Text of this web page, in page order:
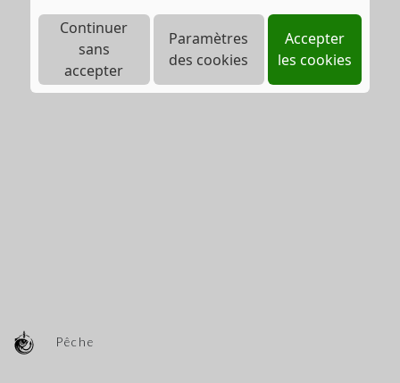
Continuer
sans
accepter
Paramètres
des cookies
Accepter
les cookies
Pêche